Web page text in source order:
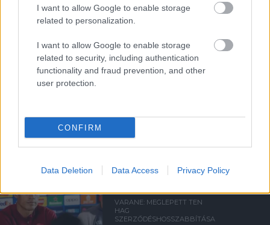
I want to allow Google to enable storage
related to personalization.
I want to allow Google to enable storage
related to security, including authentication
functionality and fraud prevention, and other
user protection.
CONFIRM
Data Deletion Data Access Privacy Policy
ERIK TEN HAG
VARANE: MEGLEPETT TEN
HAG
SZERZŐDÉSHOSSZABBÍTÁSA